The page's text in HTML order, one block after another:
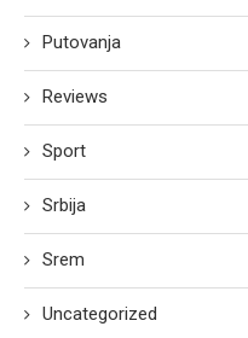
Putovanja
Reviews
Sport
Srbija
Srem
Uncategorized